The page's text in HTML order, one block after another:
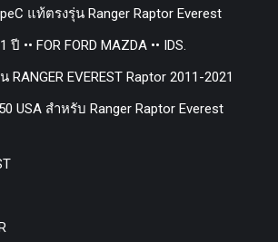
แท้ตรงรุ่น Ranger Raptor Everest
•• FOR FORD MAZDA •• IDS.
RANGER EVEREST Raptor 2011-2021
USA สำหรับ Ranger Raptor Everest